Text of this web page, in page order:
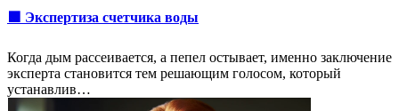
🟩 Экспертиза счетчика воды
Когда дым рассеивается, а пепел остывает, именно заключение
эксперта становится тем решающим голосом, который
устанавлив…